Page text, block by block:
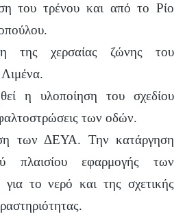
του τρένου και από το Ρίο
της χερσαίας ζώνης του
η υλοποίηση του σχεδίου
των οδών.
των ΔΕΥΑ. Την κατάργηση
πλαισίου εφαρμογής των
το νερό και της σχετικής